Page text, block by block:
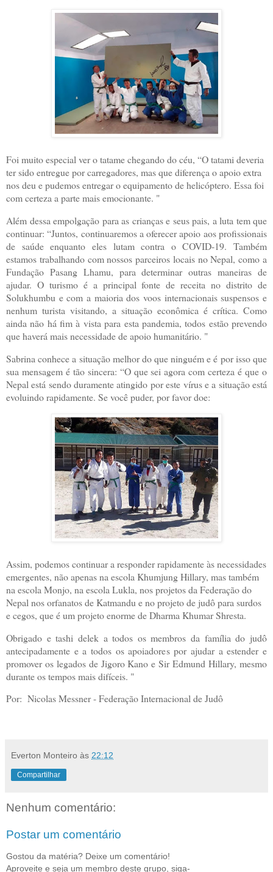
Foi muito especial ver o tatame chegando do céu, “O tatami deveria
ter sido entregue por carregadores, mas que diferença o apoio extra
nos deu e pudemos entregar o equipamento de helicóptero. Essa foi
com certeza a parte mais emocionante. "
Além dessa empolgação para as crianças e seus pais, a luta tem que
continuar: “Juntos, continuaremos a oferecer apoio aos profissionais
de saúde enquanto eles lutam contra o COVID-19. Também
estamos trabalhando com nossos parceiros locais no Nepal, como a
Fundação Pasang Lhamu, para determinar outras maneiras de
ajudar. O turismo é a principal fonte de receita no distrito de
Solukhumbu e com a maioria dos voos internacionais suspensos e
nenhum turista visitando, a situação econômica é crítica. Como
ainda não há fim à vista para esta pandemia, todos estão prevendo
que haverá mais necessidade de apoio humanitário. "
Sabrina conhece a situação melhor do que ninguém e é por isso que
sua mensagem é tão sincera: “O que sei agora com certeza é que o
Nepal está sendo duramente atingido por este vírus e a situação está
evoluindo rapidamente. Se você puder, por favor doe:
Assim, podemos continuar a responder rapidamente às necessidades
emergentes, não apenas na escola Khumjung Hillary, mas também
na escola Monjo, na escola Lukla, nos projetos da Federação do
Nepal nos orfanatos de Katmandu e no projeto de judô para surdos
e cegos, que é um projeto enorme de Dharma Khumar Shresta.
Obrigado e tashi delek a todos os membros da família do judô
antecipadamente e a todos os apoiadores por ajudar a estender e
promover os legados de Jigoro Kano e Sir Edmund Hillary, mesmo
durante os tempos mais difíceis. "
Por: Nicolas Messner - Federação Internacional de Judô
Everton Monteiro às 22:12
Compartilhar
Nenhum comentário:
Postar um comentário
Gostou da matéria? Deixe um comentário!
Aproveite e seja um membro deste grupo, siga-